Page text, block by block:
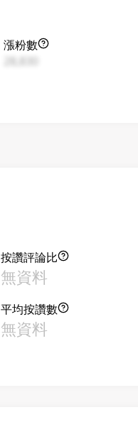
漲粉數
按讚評論比
無資料
平均按讚數
無資料